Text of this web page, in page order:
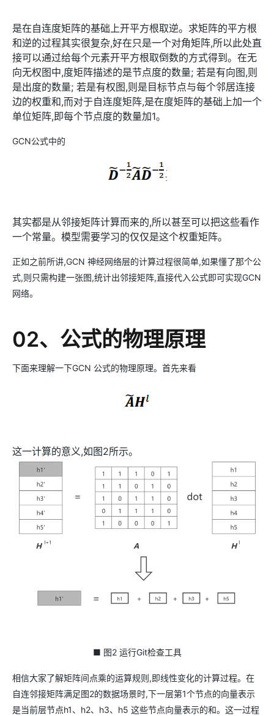
是在自连度矩阵的基础上开平方根取逆。求矩阵的平方根
和逆的过程其实很复杂,好在只是一个对角矩阵,所以此处直
接可以通过给每个元素开平方根取倒数的方式得到。在无
向无权图中,度矩阵描述的是节点度的数量; 若是有向图,则
是出度的数量; 若是有权图,则是目标节点与每个邻居连接
边的权重和,而对于自连度矩阵,是在度矩阵的基础上加一个
单位矩阵,即每个节点度的数量加1。
GCN公式中的
其实都是从邻接矩阵计算而来的,所以甚至可以把这些看作
一个常量。模型需要学习的仅仅是这个权重矩阵。
正如之前所讲,GCN 神经网络层的计算过程很简单,如果懂了那个公
式,则只需构建一张图,统计出邻接矩阵,直接代入公式即可实现GCN
网络。
02、公式的物理原理
下面来理解一下GCN 公式的物理原理。首先来看
这一计算的意义,如图2所示。
■ 图2 运行Git检查工具
相信大家了解矩阵间点乘的运算规则,即线性变化的计算过程。在
自连邻接矩阵满足图2的数据场景时,下一层第1个节点的向量表示
是当前层节点h1、h2、h3、h5 这些节点向量表示的和。这一过程